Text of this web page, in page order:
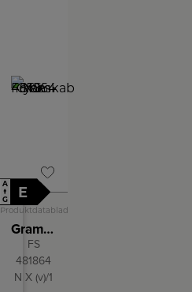
A
↑
G
E
Produktdatablad
Gram Fryseskab FS 481864 N X
FS
481864
N X (v)/1